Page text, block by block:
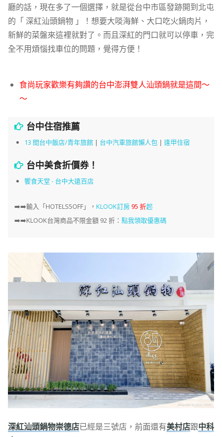
廳的話，現在多了一個選擇，就是從台中市區發跡開到北屯
的「 深紅汕頭鍋物 」！想要大啖海鮮、大口吃火鍋肉片，
新鮮的菜盤來這裡就對了。而且深紅的門口就可以停車，完
全不用煩惱找車位的問題，覺得方便！
食尚玩家歡樂有夠讚的台中澎湃雙人汕頭鍋就是這間～
～
台中住宿推薦
13 間台中飯店/青年旅館| 台中汽車旅館懶人包| 逢甲住宿
台中美食折價券！
饗食天堂 - 台中大遠百店
➡️➡️輸入「HOTELS5OFF」， KLOOK訂房95 折起
➡️➡️KLOOK台灣商品不限金額 92 折： 點我領取優惠碼
深紅汕頭鍋物崇德店已經是三號店，前面還有美村店跟中科